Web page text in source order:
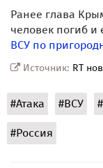
Ранее глава
человек погиб и
ВСУ по
Источник: RT
#Атака #ВСУ
#Россия